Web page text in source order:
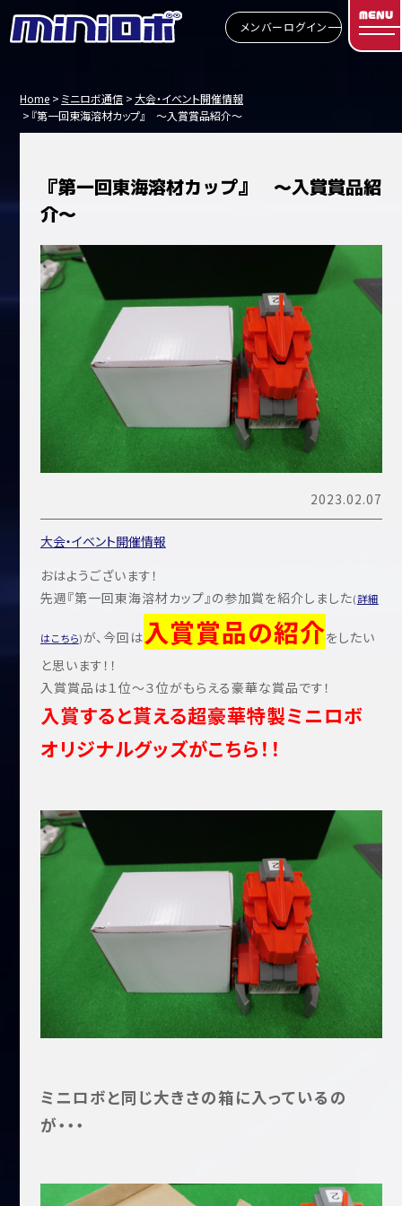
メンバーログイン
MENU
Home ミニロボ通信
大会・イベント開催情報
『第一回東海溶材カップ』 ～入賞賞品紹介～
『第一回東海溶材カップ』 ～入賞賞品紹
介～
2023.02.07
大会・イベント開催情報
おはようございます！
先週『第一回東海溶材カップ』の参加賞を紹介しました(詳細
はこちら)が、今回は入賞賞品の紹介をしたい
と思います！！
入賞賞品は１位～３位がもらえる豪華な賞品です！
入賞すると貰える超豪華特製ミニロボ
オリジナルグッズがこちら！！
ミニロボと同じ大きさの箱に入っているの
が・・・